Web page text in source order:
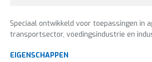
Speciaal ontwikkeld voor toepassingen in
transportsector, voedingsindustrie en
EIGENSCHAPPEN